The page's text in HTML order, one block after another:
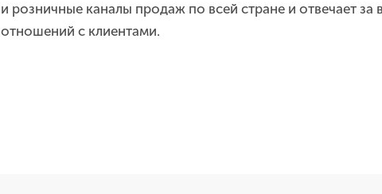
и розничные каналы продаж по всей стране и отвечает за
отношений с клиентами.